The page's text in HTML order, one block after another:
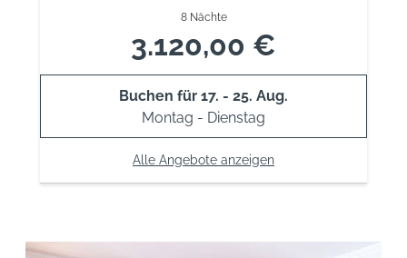
8 Nächte
3.120,00 €
Buchen für 17. - 25. Aug.
Montag - Dienstag
Alle Angebote anzeigen